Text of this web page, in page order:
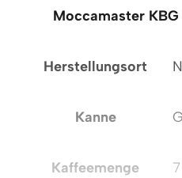
Moccamaster
Herstellungsort
Kanne
Kaffeemenge